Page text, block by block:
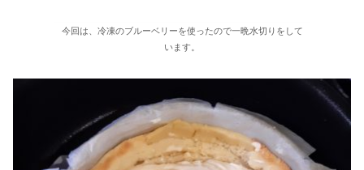
今回は、冷凍のブルーベリーを使ったので一晩水切りをして
います。